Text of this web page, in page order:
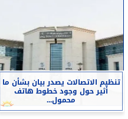
تنظيم الاتصالات يصدر بيان بشأن ما
أثير حول وجود خطوط هاتف
محمول...